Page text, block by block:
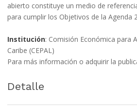
abierto constituye un medio de
para cumplir los Objetivos de la Agenda
Institución: Comisión Económica para
Caribe (CEPAL)
Para más información o adquirir la
Detalle